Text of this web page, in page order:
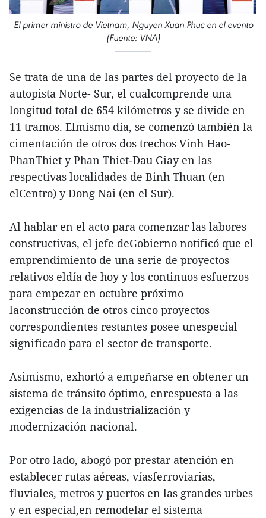
El primer ministro de Vietnam, Nguyen Xuan Phuc en el evento
(Fuente: VNA)
Se trata de una de las partes del proyecto de la
autopista Norte- Sur, el cualcomprende una
longitud total de 654 kilómetros y se divide en
11 tramos. Elmismo día, se comenzó también la
cimentación de otros dos trechos Vinh Hao-
PhanThiet y Phan Thiet-Dau Giay en las
respectivas localidades de Binh Thuan (en
elCentro) y Dong Nai (en el Sur).
Al hablar en el acto para comenzar las labores
constructivas, el jefe deGobierno notificó que el
emprendimiento de una serie de proyectos
relativos eldía de hoy y los continuos esfuerzos
para empezar en octubre próximo
laconstrucción de otros cinco proyectos
correspondientes restantes posee unespecial
significado para el sector de transporte.
Asimismo, exhortó a empeñarse en obtener un
sistema de tránsito óptimo, enrespuesta a las
exigencias de la industrialización y
modernización nacional.
Por otro lado, abogó por prestar atención en
establecer rutas aéreas, víasferroviarias,
fluviales, metros y puertos en las grandes urbes
y en especial,en remodelar el sistema